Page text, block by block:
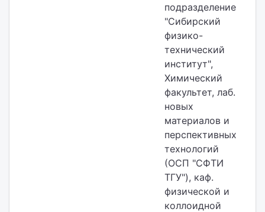
подразделение
"Сибирский
физико-
технический
институт",
Химический
факультет, лаб.
новых
материалов и
перспективных
технологий
(ОСП "СФТИ
ТГУ"), каф.
физической и
коллоидной